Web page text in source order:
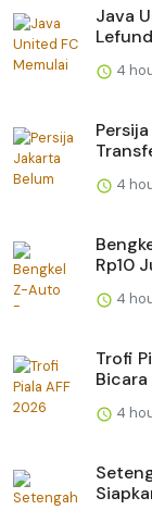
Java
4
4
Rp10
4
Trofi
Bicara
4